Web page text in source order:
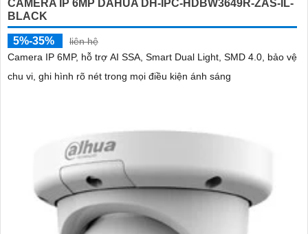
CAMERA IP 6MP DAHUA DH-IPC-HDBW3649R-ZAS-IL-
BLACK
5%-35%
liên hệ
Camera IP 6MP, hỗ trợ AI SSA, Smart Dual Light, SMD 4.0, bảo vệ
chu vi, ghi hình rõ nét trong mọi điều kiện ánh sáng